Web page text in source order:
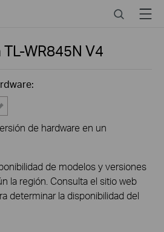
SearchMenu
TL-WR845N V4
de hardware en un
de modelos y versiones
la región. Consulta el sitio web
determinar la disponibilidad del